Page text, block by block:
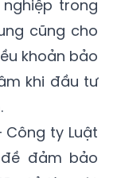
khoản bảo
khi đầu tư
Công ty Luật
đảm bảo
chỉ là một
chấp. Liên